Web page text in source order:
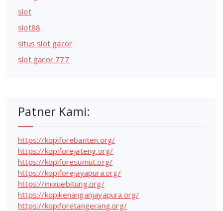
slot
slot88
situs slot gacor
slot gacor 777
Patner Kami:
https://kopiforebanten.org/
https://kopiforejateng.org/
https://kopiforesumut.org/
https://kopiforejayapura.org/
https://mixuebitung.org/
https://kopikenanganjayapura.org/
https://kopiforetangerang.org/